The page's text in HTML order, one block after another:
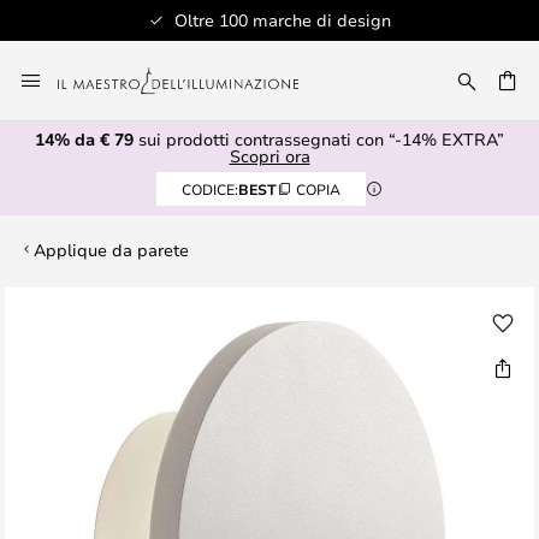
Oltre 100 marche di design
al
contenuto
14% da € 79 sui prodotti contrassegnati con “-14% EXTRA”
Scopri ora
CODICE:BEST COPIA
Applique da parete